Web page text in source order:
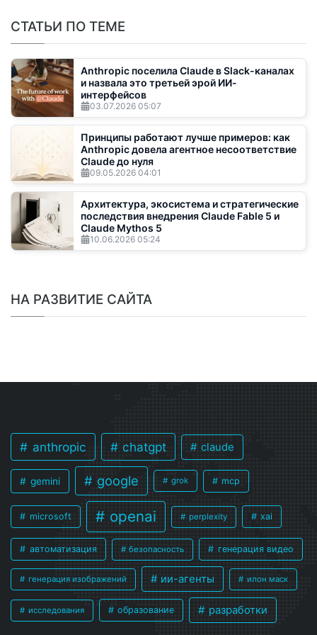
СТАТЬИ ПО ТЕМЕ
Anthropic поселила Claude в Slack-каналах
и назвала это третьей эрой ИИ-
интерфейсов
03.07.2026 05:07
Принципы работают лучше примеров: как
Anthropic довела агентное несоответствие
Claude до нуля
09.05.2026 04:01
Архитектура, экосистема и стратегические
последствия внедрения Claude Fable 5 и
Claude Mythos 5
10.06.2026 05:24
НА РАЗВИТИЕ САЙТА
anthropic chatgpt claude
gemini google grok mcp
microsoft openai perplexity xai
автоматизация безопасность генерация видео
генерация изображений ии-агенты илон маск
исследования образование разработки